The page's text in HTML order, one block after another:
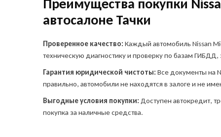
Преимущества покупки
автосалоне Тачки
Проверенное качество: Каждый автомобиль Nissan
техническую диагностику и проверку по базам ГИБДД,
Гарантия юридической чистоты: Все документы на
правильно, автомобили не находятся в залоге и не
Выгодные условия покупки: Доступен автокредит,
покупка за наличные средства.
Куда